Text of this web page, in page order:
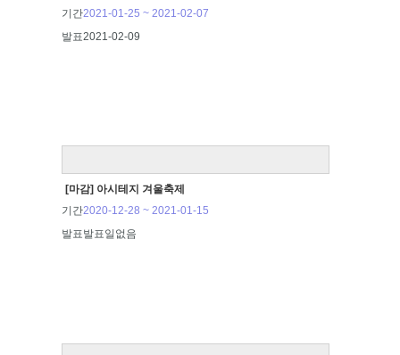
기간2021-01-25 ~ 2021-02-07
발표2021-02-09
[마감] 아시테지 겨울축제
기간2020-12-28 ~ 2021-01-15
발표발표일없음